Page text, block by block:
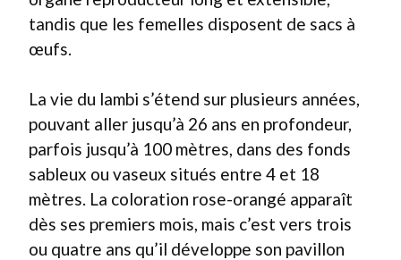
tandis que les femelles disposent de sacs à
œufs.
La vie du lambi s’étend sur plusieurs années,
pouvant aller jusqu’à 26 ans en profondeur,
parfois jusqu’à 100 mètres, dans des fonds
sableux ou vaseux situés entre 4 et 18
mètres. La coloration rose-orangé apparaît
dès ses premiers mois, mais c’est vers trois
ou quatre ans qu’il développe son pavillon